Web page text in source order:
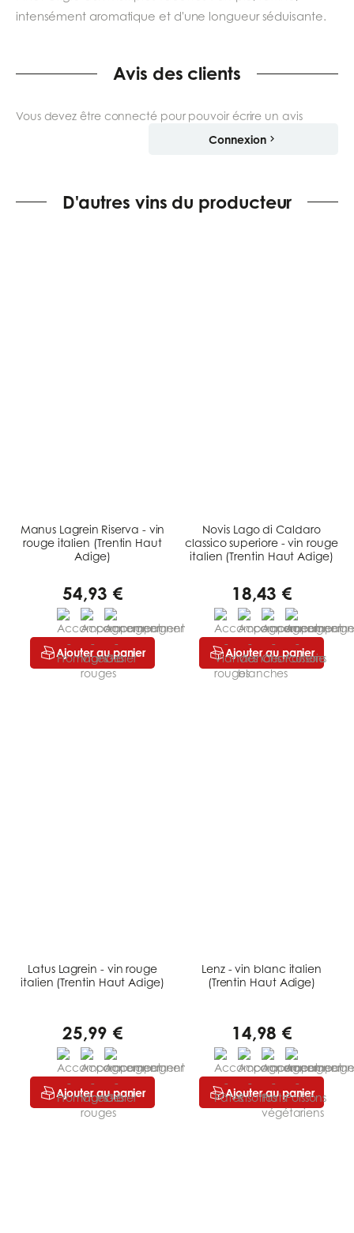
intensément aromatique et d'une longueur séduisante.
Avis des clients
Vous devez être connecté pour pouvoir écrire un avis
Connexion
D'autres vins du producteur
Manus Lagrein Riserva - vin
rouge italien (Trentin Haut
Adige)
54,93 €
Ajouter au panier
Novis Lago di Caldaro
classico superiore - vin rouge
italien (Trentin Haut Adige)
18,43 €
Ajouter au panier
Latus Lagrein - vin rouge
italien (Trentin Haut Adige)
25,99 €
Ajouter au panier
Lenz - vin blanc italien
(Trentin Haut Adige)
14,98 €
Ajouter au panier